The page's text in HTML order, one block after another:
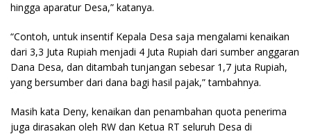
hingga aparatur Desa,” katanya.
“Contoh, untuk insentif Kepala Desa saja mengalami kenaikan
dari 3,3 Juta Rupiah menjadi 4 Juta Rupiah dari sumber anggaran
Dana Desa, dan ditambah tunjangan sebesar 1,7 juta Rupiah,
yang bersumber dari dana bagi hasil pajak,” tambahnya.
Masih kata Deny, kenaikan dan penambahan quota penerima
juga dirasakan oleh RW dan Ketua RT seluruh Desa di